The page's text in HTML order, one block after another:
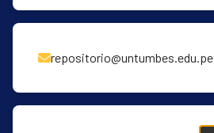
repositorio@untumbes.edu.pe